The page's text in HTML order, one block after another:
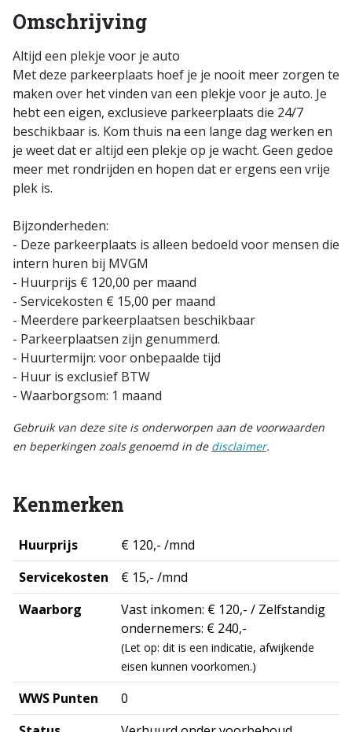
Omschrijving
Altijd een plekje voor je auto
Met deze parkeerplaats hoef je je nooit meer zorgen te
maken over het vinden van een plekje voor je auto. Je
hebt een eigen, exclusieve parkeerplaats die 24/7
beschikbaar is. Kom thuis na een lange dag werken en
je weet dat er altijd een plekje op je wacht. Geen gedoe
meer met rondrijden en hopen dat er ergens een vrije
plek is.
Bijzonderheden:
- Deze parkeerplaats is alleen bedoeld voor mensen die
intern huren bij MVGM
- Huurprijs € 120,00 per maand
- Servicekosten € 15,00 per maand
- Meerdere parkeerplaatsen beschikbaar
- Parkeerplaatsen zijn genummerd.
- Huurtermijn: voor onbepaalde tijd
- Huur is exclusief BTW
- Waarborgsom: 1 maand
Gebruik van deze site is onderworpen aan de voorwaarden
en beperkingen zoals genoemd in de disclaimer.
Kenmerken
Huurprijs
€ 120,- /mnd
Servicekosten
€ 15,- /mnd
Waarborg
Vast inkomen: € 120,- / Zelfstandig
ondernemers: € 240,-
(Let op: dit is een indicatie, afwijkende
eisen kunnen voorkomen.)
WWS Punten
0